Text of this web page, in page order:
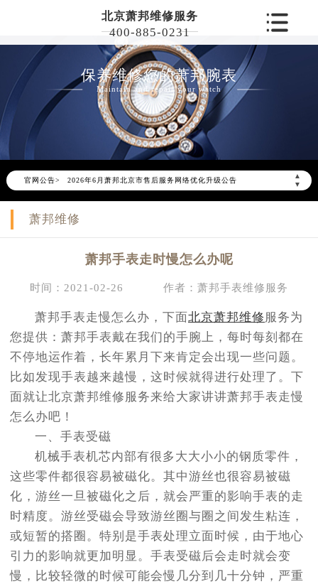
北京萧邦维修服务
400-885-0231
保养维修您的萧邦腕表
Maintain and repair your watch
官网公告>
▲
▼
2026年6月萧邦北京市售后服务网络优化升级公告
2026年6月北京市萧邦官方售后客户服务热线：400-885-0231
2026年6月萧邦售后服务中心最新网点地址：
节假日正常营业！
萧邦维修
萧邦手表走时慢怎么办呢
时间：2021-02-26 作者：萧邦手表维修服务
萧邦手表走慢怎么办，下面北京萧邦维修 服务为
您提供：萧邦手表戴在我们的手腕上，每时每刻都在
不停地运作着，长年累月下来肯定会出现一些问题。
比如发现手表越来越慢，这时候就得进行处理了。下
面就让北京萧邦维修服务来给大家讲讲萧邦手表走慢
怎么办吧！
一、手表受磁
机械手表机芯内部有很多大大小小的钢质零件，
这些零件都很容易被磁化。其中游丝也很容易被磁
化，游丝一旦被磁化之后，就会严重的影响手表的走
时精度。游丝受磁会导致游丝圈与圈之间发生粘连，
或短暂的搭圈。特别是手表处理立面时候，由于地心
引力的影响就更加明显。手表受磁后会走时就会变
慢，比较轻微的时候可能会慢几分到几十分钟，严重